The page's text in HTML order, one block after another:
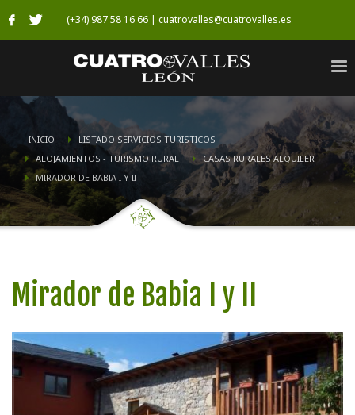
(+34) 987 58 16 66 | cuatrovalles@cuatrovalles.es
INICIO
LISTADO SERVICIOS TURISTICOS
ALOJAMIENTOS - TURISMO RURAL
CASAS RURALES ALQUILER
MIRADOR DE BABIA I Y II
Mirador de Babia I y II